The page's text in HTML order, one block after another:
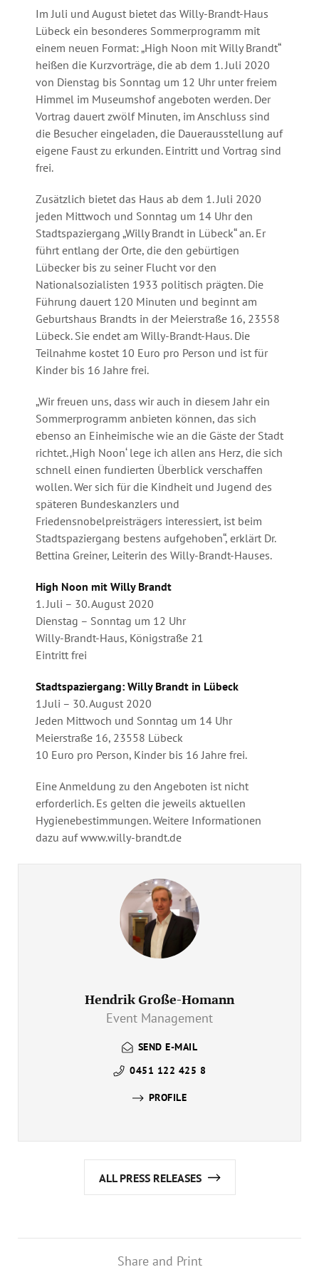
Organigram
Im Juli und August bietet das Willy-Brandt-Haus
Lübeck ein besonderes Sommerprogramm mit
einem neuen Format: „High Noon mit Willy Brandt“
heißen die Kurzvorträge, die ab dem 1. Juli 2020
von Dienstag bis Sonntag um 12 Uhr unter freiem
Himmel im Museumshof angeboten werden. Der
Vortrag dauert zwölf Minuten, im Anschluss sind
die Besucher eingeladen, die Dauerausstellung auf
eigene Faust zu erkunden. Eintritt und Vortrag sind
frei.
Zusätzlich bietet das Haus ab dem 1. Juli 2020
jeden Mittwoch und Sonntag um 14 Uhr den
Stadtspaziergang „Willy Brandt in Lübeck“ an. Er
führt entlang der Orte, die den gebürtigen
Lübecker bis zu seiner Flucht vor den
Nationalsozialisten 1933 politisch prägten. Die
Führung dauert 120 Minuten und beginnt am
Geburtshaus Brandts in der Meierstraße 16, 23558
Lübeck. Sie endet am Willy-Brandt-Haus. Die
Teilnahme kostet 10 Euro pro Person und ist für
Kinder bis 16 Jahre frei.
„Wir freuen uns, dass wir auch in diesem Jahr ein
Sommerprogramm anbieten können, das sich
ebenso an Einheimische wie an die Gäste der Stadt
richtet. ‚High Noon‘ lege ich allen ans Herz, die sich
schnell einen fundierten Überblick verschaffen
wollen. Wer sich für die Kindheit und Jugend des
späteren Bundeskanzlers und
Friedensnobelpreisträgers interessiert, ist beim
Stadtspaziergang bestens aufgehoben“, erklärt Dr.
Bettina Greiner, Leiterin des Willy-Brandt-Hauses.
High Noon mit Willy Brandt
1. Juli – 30. August 2020
Dienstag – Sonntag um 12 Uhr
Willy-Brandt-Haus, Königstraße 21
Eintritt frei
Stadtspaziergang: Willy Brandt in Lübeck
1.Juli – 30. August 2020
Jeden Mittwoch und Sonntag um 14 Uhr
Meierstraße 16, 23558 Lübeck
10 Euro pro Person, Kinder bis 16 Jahre frei.
Eine Anmeldung zu den Angeboten ist nicht
erforderlich. Es gelten die jeweils aktuellen
Hygienebestimmungen. Weitere Informationen
dazu auf www.willy-brandt.de
Hendrik Große-Homann
Event Management
SEND E-MAIL
0451 122 425 8
PROFILE
ALL PRESS RELEASES
Share and Print